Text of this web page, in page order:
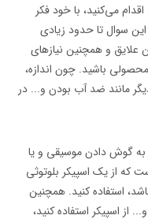
اقدام می‌کنید، با خود فکر
سوال تا حدود زیادی
علایق و همچنین نیازهای
باشید. چون اندازه،
مانند ضد آب بودن و... در
به گوش دادن موسیقی و یا
که از یک اسپیکر بلوتوثی
استفاده کنید. همچنین
از اسپیکر استفاده کنید،